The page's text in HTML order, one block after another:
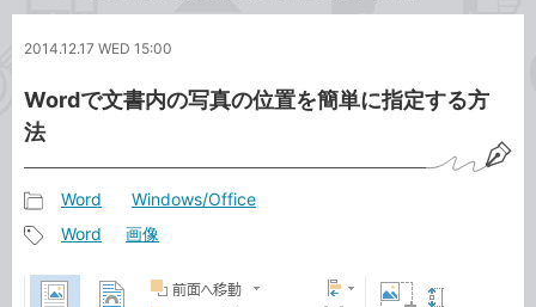
ネ
ト
2014.12.17 WED 15:00
Wordで文書内の写真の位置を簡単に指定する方
法
事
カ
Word Windows/Office
事
Word 画像